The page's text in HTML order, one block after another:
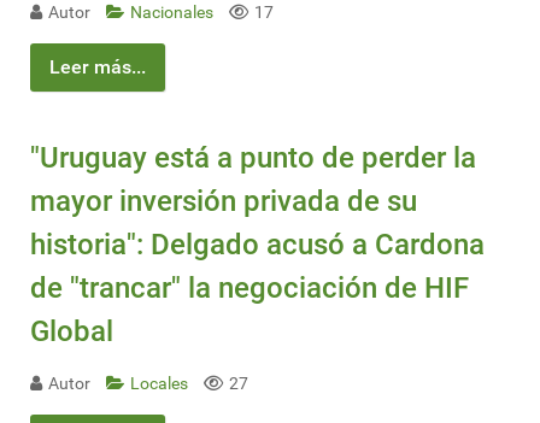
Autor Nacionales 17
Leer más...
"Uruguay está a punto de perder la
mayor inversión privada de su
historia": Delgado acusó a Cardona
de "trancar" la negociación de HIF
Global
Autor Locales 27